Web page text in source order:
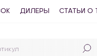
ДИЛЕРЫ СТАТЬИ О